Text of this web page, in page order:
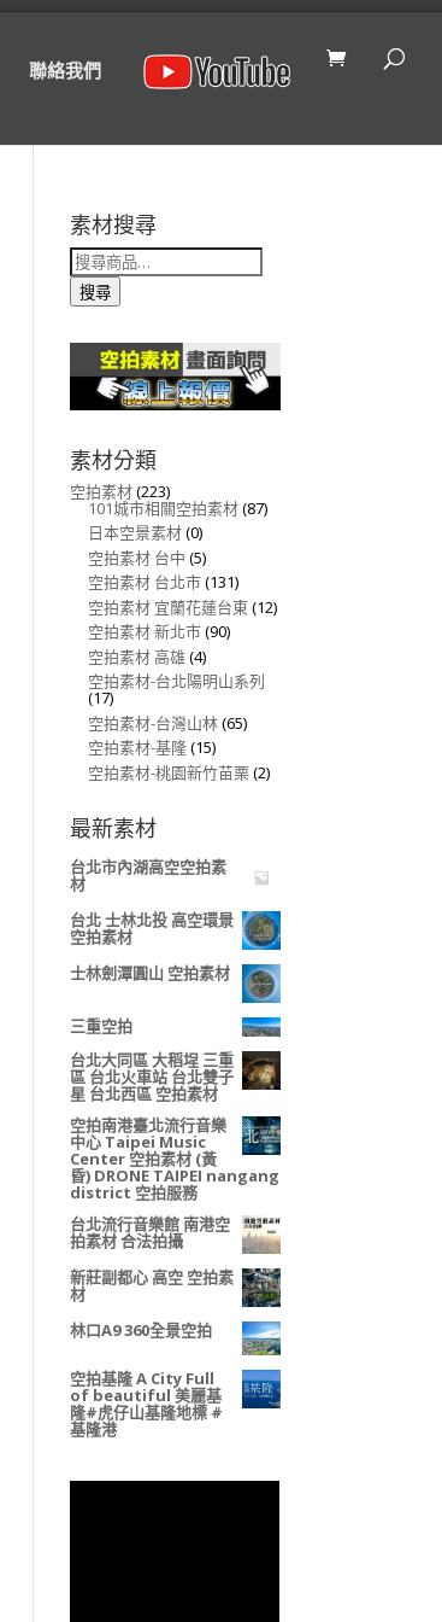
聯絡我們
素材搜尋
搜
尋
關
鍵
搜尋
素材分類
空拍素材(223)
101城市相關空拍素材(87)
日本空景素材(0)
空拍素材 台中 (5)
空拍素材 台北市(131)
空拍素材 宜蘭花蓮台東(12)
空拍素材 新北市(90)
空拍素材 高雄 (4)
空拍素材-台北陽明山系列
(17)
空拍素材-台灣山林(65)
空拍素材-基隆(15)
空拍素材-桃園新竹苗栗(2)
最新素材
台北市內湖高空空拍素
材
台北 士林北投 高空環景
空拍素材
士林劍潭圓山 空拍素材
三重空拍
台北大同區 大稻埕 三重
區 台北火車站 台北雙子
星 台北西區 空拍素材
空拍南港臺北流行音樂
中心 Taipei Music
Center 空拍素材 (黃
昏) DRONE TAIPEI nangang
district 空拍服務
台北流行音樂館 南港空
拍素材 合法拍攝
新莊副都心 高空 空拍素
材
林口A9 360全景空拍
空拍基隆 A City Full
of beautiful 美麗基
隆#虎仔山基隆地標 #
基隆港